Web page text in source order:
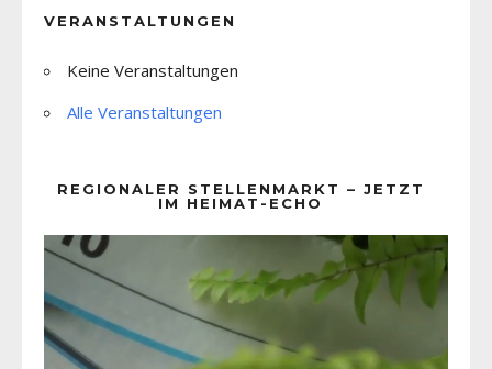
VERANSTALTUNGEN
Keine Veranstaltungen
Alle Veranstaltungen
REGIONALER STELLENMARKT – JETZT
IM HEIMAT-ECHO
Player